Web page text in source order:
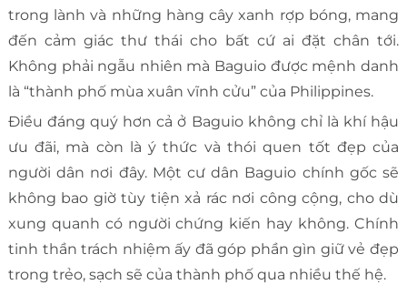
trong lành và những hàng cây xanh rợp bóng, mang
đến cảm giác thư thái cho bất cứ ai đặt chân tới.
Không phải ngẫu nhiên mà Baguio được mệnh danh
là “thành phố mùa xuân vĩnh cửu” của Philippines.
Điều đáng quý hơn cả ở Baguio không chỉ là khí hậu
ưu đãi, mà còn là ý thức và thói quen tốt đẹp của
người dân nơi đây. Một cư dân Baguio chính gốc sẽ
không bao giờ tùy tiện xả rác nơi công cộng, cho dù
xung quanh có người chứng kiến hay không. Chính
tinh thần trách nhiệm ấy đã góp phần gìn giữ vẻ đẹp
trong trẻo, sạch sẽ của thành phố qua nhiều thế hệ.